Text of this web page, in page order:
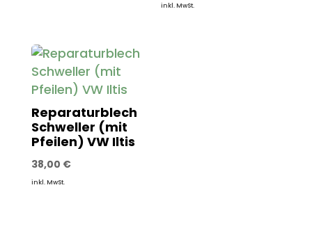
inkl. MwSt.
Reparaturblech
Schweller (mit
Pfeilen) VW Iltis
38,00 €
inkl. MwSt.